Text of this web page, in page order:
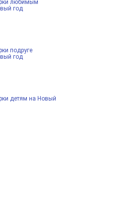
любимым
год
подруге
год
детям на Новый